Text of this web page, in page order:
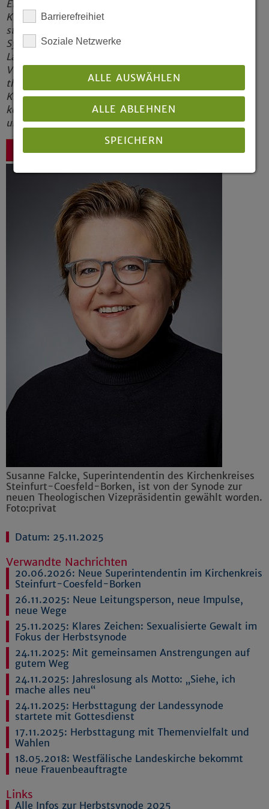
Entscheidungsgremium der Evangelischen
Kirche von Westfalen. Ihr gehören 153
stimmberechtigte Mitglieder an. Dazu zählen
Synodale, die von den 26 Kirchenkreisen der
Landeskirche entsandt werden, sowie
Vertreterinnen und Vertreter von evangelisch-
theologischen Fakultäten und von der
Kirchenleitung berufene Mitglieder. Hinzu
kommen Mitglieder mit beratender Funktion
und sachverständige Gäste.
Zurück
Susanne Falcke, Superintendentin des Kirchenkreises
Steinfurt-Coesfeld-Borken, ist von der Synode zur
neuen Theologischen Vizepräsidentin gewählt worden.
Foto:privat
Datum: 25.11.2025
Verwandte Nachrichten
20.06.2026: Neue Superintendentin im Kirchenkreis
Steinfurt-Coesfeld-Borken
26.11.2025: Neue Leitungsperson, neue Impulse,
neue Wege
25.11.2025: Klares Zeichen: Sexualisierte Gewalt im
Fokus der Herbstsynode
24.11.2025: Mit gemeinsamen Anstrengungen auf
gutem Weg
24.11.2025: Jahreslosung als Motto: „Siehe, ich
mache alles neu“
24.11.2025: Herbsttagung der Landessynode
startete mit Gottesdienst
17.11.2025: Herbsttagung mit Themenvielfalt und
Wahlen
18.05.2018: Westfälische Landeskirche bekommt
neue Frauenbeauftragte
Links
Alle Infos zur Herbstsynode 2025
Barrierefreihiet
Soziale Netzwerke
ALLE AUSWÄHLEN
ALLE ABLEHNEN
SPEICHERN
Details anzeigen
Impressum| Datenschutz